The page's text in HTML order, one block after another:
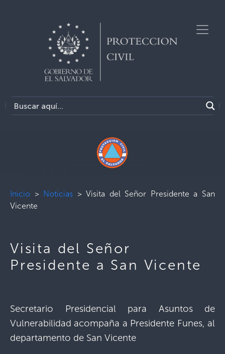
Inicio > Noticias >Visita del Señor Presidente a San
Vicente
Visita del Señor
Presidente a San Vicente
Secretario Presidencial para Asuntos de
Vulnerabilidad acompaña a Presidente Funes, al
departamento de San Vicente